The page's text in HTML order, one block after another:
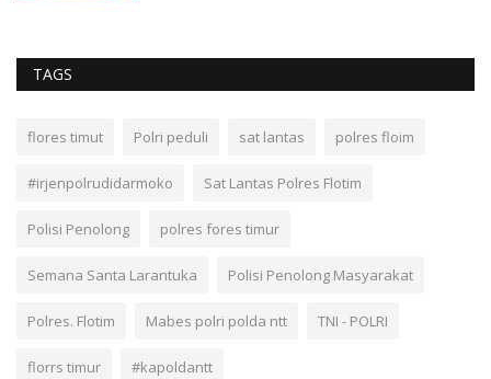
TAGS
flores timut Polri peduli sat lantas polres floim
#irjenpolrudidarmoko Sat Lantas Polres Flotim
Polisi Penolong polres fores timur
Semana Santa Larantuka Polisi Penolong Masyarakat
Polres. Flotim Mabes polri polda ntt TNI - POLRI
florrs timur #kapoldantt